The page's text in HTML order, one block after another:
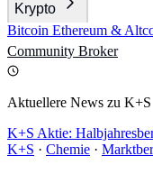
Krypto
Bitcoin Ethereum &
Community Broker
Aktuellere News zu K+S
K+S Aktie:
K+S · Chemie ·